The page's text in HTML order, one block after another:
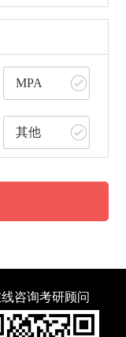
MPA
其他
咨询考研顾问